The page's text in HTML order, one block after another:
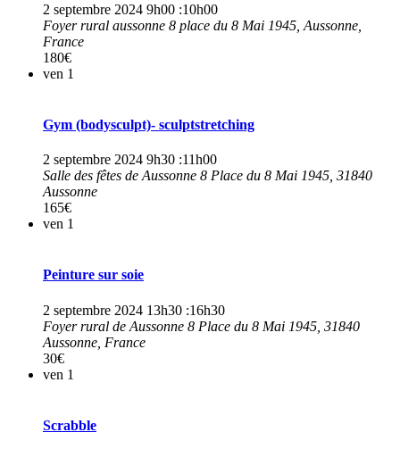
2 septembre 2024 9h00 :10h00
Foyer rural aussonne 8 place du 8 Mai 1945, Aussonne,
France
180€
ven 1
Gym (bodysculpt)- sculptstretching
2 septembre 2024 9h30 :11h00
Salle des fêtes de Aussonne 8 Place du 8 Mai 1945, 31840
Aussonne
165€
ven 1
Peinture sur soie
2 septembre 2024 13h30 :16h30
Foyer rural de Aussonne 8 Place du 8 Mai 1945, 31840
Aussonne, France
30€
ven 1
Scrabble